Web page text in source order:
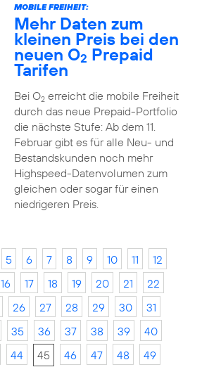
MOBILE FREIHEIT:
Mehr Daten zum
kleinen Preis bei den
neuen O2 Prepaid
Tarifen
Bei O2erreicht die mobile Freiheit
durch das neue Prepaid-Portfolio
die nächste Stufe: Ab dem 11.
Februar gibt es für alle Neu- und
Bestandskunden noch mehr
Highspeed-Datenvolumen zum
gleichen oder sogar für einen
niedrigeren Preis.
5 6 7 8 9 10 11
12
16 17 18 19 20 21
22
26 27 28 29 30
31
35 36 37 38 39
40
44 45 46 47 48
49